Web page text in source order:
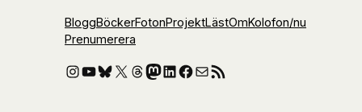
BloggBöckerFotonProjektLästOmKolofon/nu
Prenumerera
Instagram
YouTube
Bluesky
X Threads
Mastodon
LinkedIn
Facebook
E-postRSS-flöde